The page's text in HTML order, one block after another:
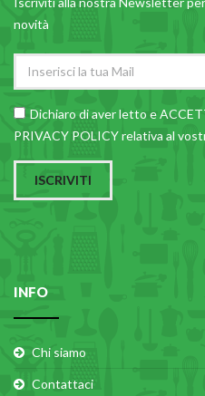
novità
Dichiaro di aver letto e
PRIVACY POLICY relativa al
ISCRIVITI
INFO
Chi siamo
Contattaci